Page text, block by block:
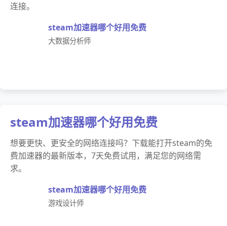
连接。
steam加速器哪个好用免费
大数据分析师
steam加速器哪个好用免费
想要更快、更安全的网络连接吗？下载能打开steam的免
费加速器的最新版本，7天免费试用，满足您的网络需
求。
steam加速器哪个好用免费
游戏设计师